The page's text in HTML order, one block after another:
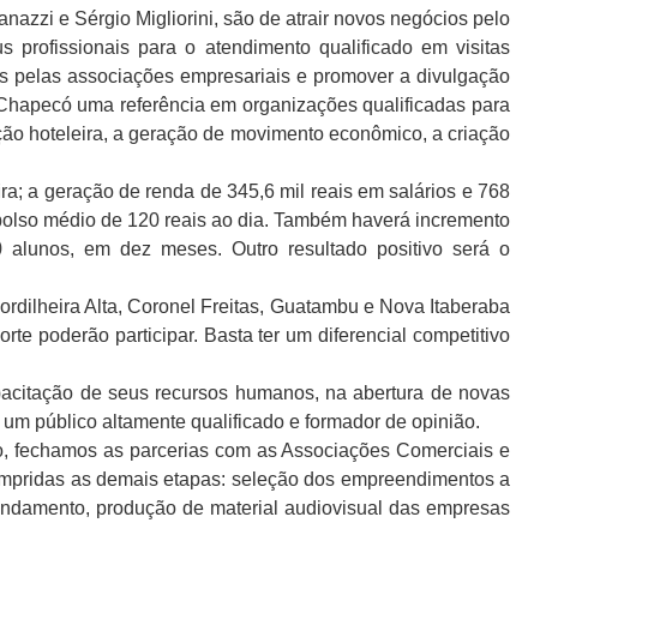
e Sérgio Migliorini, são de atrair novos negócios pelo
profissionais para o atendimento qualificado em visitas
pelas associações empresariais e promover a divulgação
uma referência em organizações qualificadas para
hoteleira, a geração de movimento econômico, a criação
a geração de renda de 345,6 mil reais em salários e 768
médio de 120 reais ao dia. Também haverá incremento
em dez meses. Outro resultado positivo será o
Alta, Coronel Freitas, Guatambu e Nova Itaberaba
poderão participar. Basta ter um diferencial competitivo
de seus recursos humanos, na abertura de novas
público altamente qualificado e formador de opinião.
as parcerias com as Associações Comerciais e
as demais etapas: seleção dos empreendimentos a
produção de material audiovisual das empresas